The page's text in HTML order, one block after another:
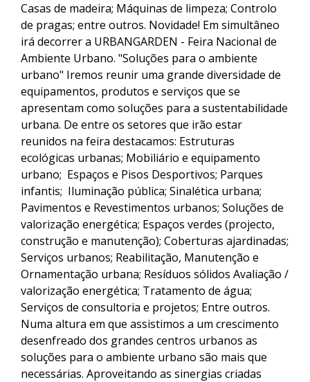
Casas de madeira; Máquinas de limpeza; Controlo
de pragas; entre outros. Novidade! Em simultâneo
irá decorrer a URBANGARDEN - Feira Nacional de
Ambiente Urbano. "Soluções para o ambiente
urbano" Iremos reunir uma grande diversidade de
equipamentos, produtos e serviços que se
apresentam como soluções para a sustentabilidade
urbana. De entre os setores que irão estar
reunidos na feira destacamos: Estruturas
ecológicas urbanas; Mobiliário e equipamento
urbano; Espaços e Pisos Desportivos; Parques
infantis; Iluminação pública; Sinalética urbana;
Pavimentos e Revestimentos urbanos; Soluções de
valorização energética; Espaços verdes (projecto,
construção e manutenção); Coberturas ajardinadas;
Serviços urbanos; Reabilitação, Manutenção e
Ornamentação urbana; Resíduos sólidos Avaliação /
valorização energética; Tratamento de água;
Serviços de consultoria e projetos; Entre outros.
Numa altura em que assistimos a um crescimento
desenfreado dos grandes centros urbanos as
soluções para o ambiente urbano são mais que
necessárias. Aproveitando as sinergias criadas